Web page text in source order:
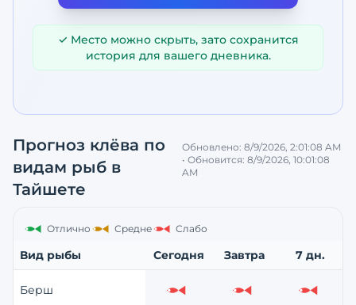
✓ Место можно скрыть, зато сохранится
история для вашего дневника.
Прогноз клёва по
видам рыб в
Тайшете
Обновлено: 8/9/2026, 2:01:08 AM
• Обновится: 8/9/2026, 10:01:08
AM
Отлично Средне Слабо
Вид рыбы Сегодня Завтра 7 дн.
Берш Слабо Слабо Слабо